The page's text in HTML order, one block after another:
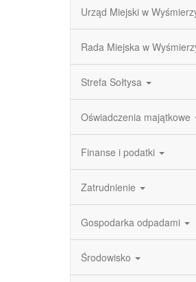
Urząd Miejski w
Rada Miejska w
Strefa Sołtysa
Oświadczenia majątkowe
Finanse i podatki
Zatrudnienie
Gospodarka odpadami
Środowisko